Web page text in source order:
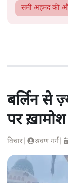
समी अहमदकी
बर्लिन से
पर ख़ामोश
विचार श्रवण गर्ग